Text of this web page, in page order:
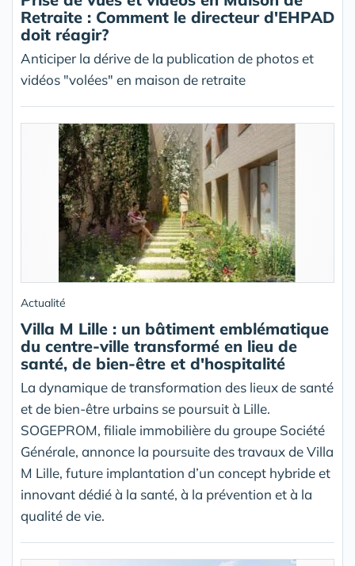
Retraite : Comment le directeur d'EHPAD
doit réagir?
Anticiper la dérive de la publication de photos et
vidéos "volées" en maison de retraite
Actualité
Villa M Lille : un bâtiment emblématique
du centre-ville transformé en lieu de
santé, de bien-être et d'hospitalité
La dynamique de transformation des lieux de santé
et de bien-être urbains se poursuit à Lille.
SOGEPROM, filiale immobilière du groupe Société
Générale, annonce la poursuite des travaux de Villa
M Lille, future implantation d’un concept hybride et
innovant dédié à la santé, à la prévention et à la
qualité de vie.